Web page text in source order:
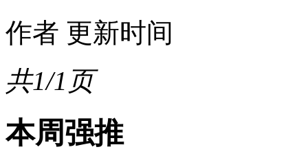
作者 更新时间
共1/1页
本周强推